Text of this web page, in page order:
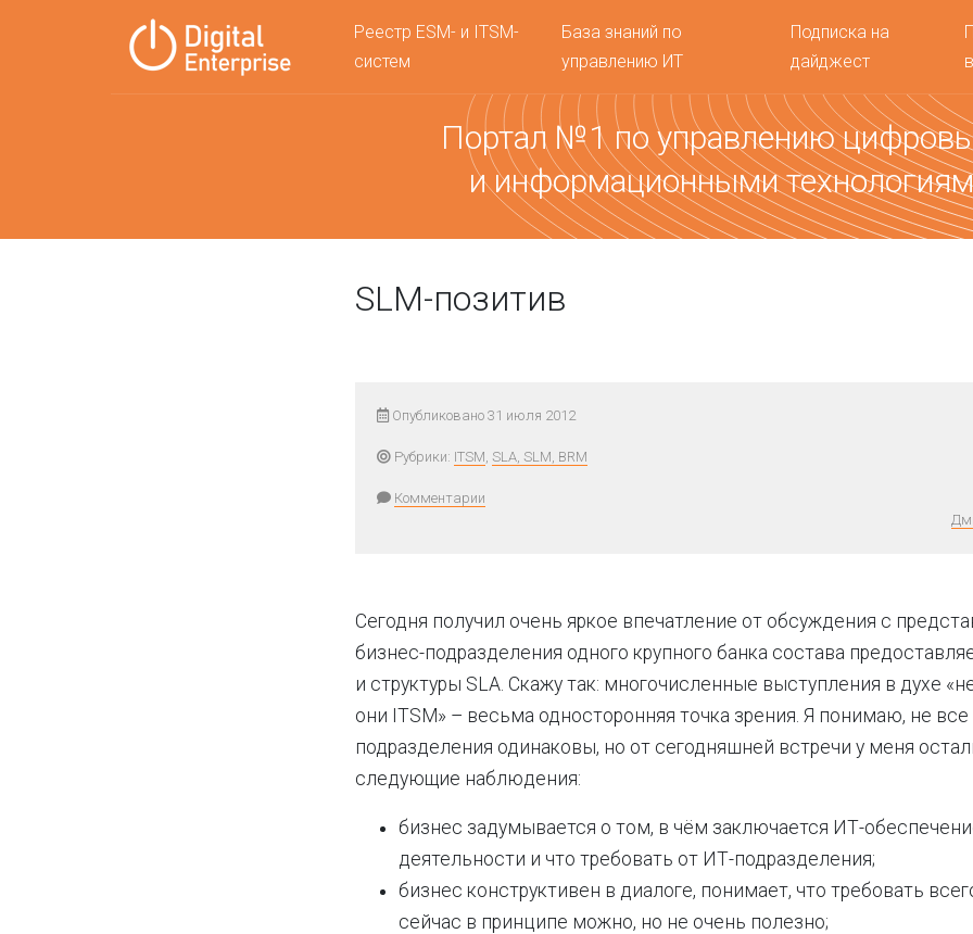
Реестр ESM- и ITSM-
систем
База знаний по
управлению ИТ
Подписка на
дайджест
Портал №1 по управлению
и информационными
SLM-позитив
Опубликовано 31 июля 2012
Рубрики: ITSM, SLA, SLM, BRM
Комментарии
Сегодня получил очень яркое впечатление от обсуждения с
бизнес-подразделения одного крупного банка состава
и структуры SLA. Скажу так: многочисленные выступления в духе
они ITSM» – весьма односторонняя точка зрения. Я понимаю, не
подразделения одинаковы, но от сегодняшней встречи у меня
следующие наблюдения:
бизнес задумывается о том, в чём заключается ИТ-
деятельности и что требовать от ИТ-подразделения;
бизнес конструктивен в диалоге, понимает, что требовать
сейчас в принципе можно, но не очень полезно;